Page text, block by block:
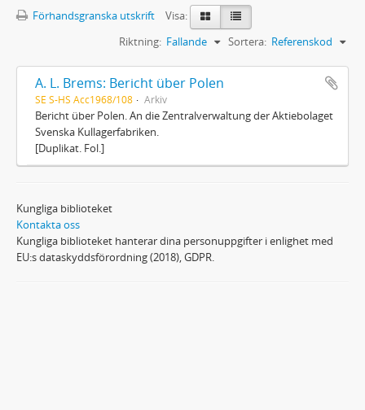
Förhandsgranska utskrift
Visa:
Sortera: Referenskod
Riktning: Fallande
A. L. Brems: Bericht über Polen
SE S-HS Acc1968/108 Arkiv
Bericht über Polen. An die Zentralverwaltung der Aktiebolaget
Svenska Kullagerfabriken.
[Duplikat. Fol.]
Kungliga biblioteket
Kontakta oss
Kungliga biblioteket hanterar dina personuppgifter i enlighet med
EU:s dataskyddsförordning (2018), GDPR.